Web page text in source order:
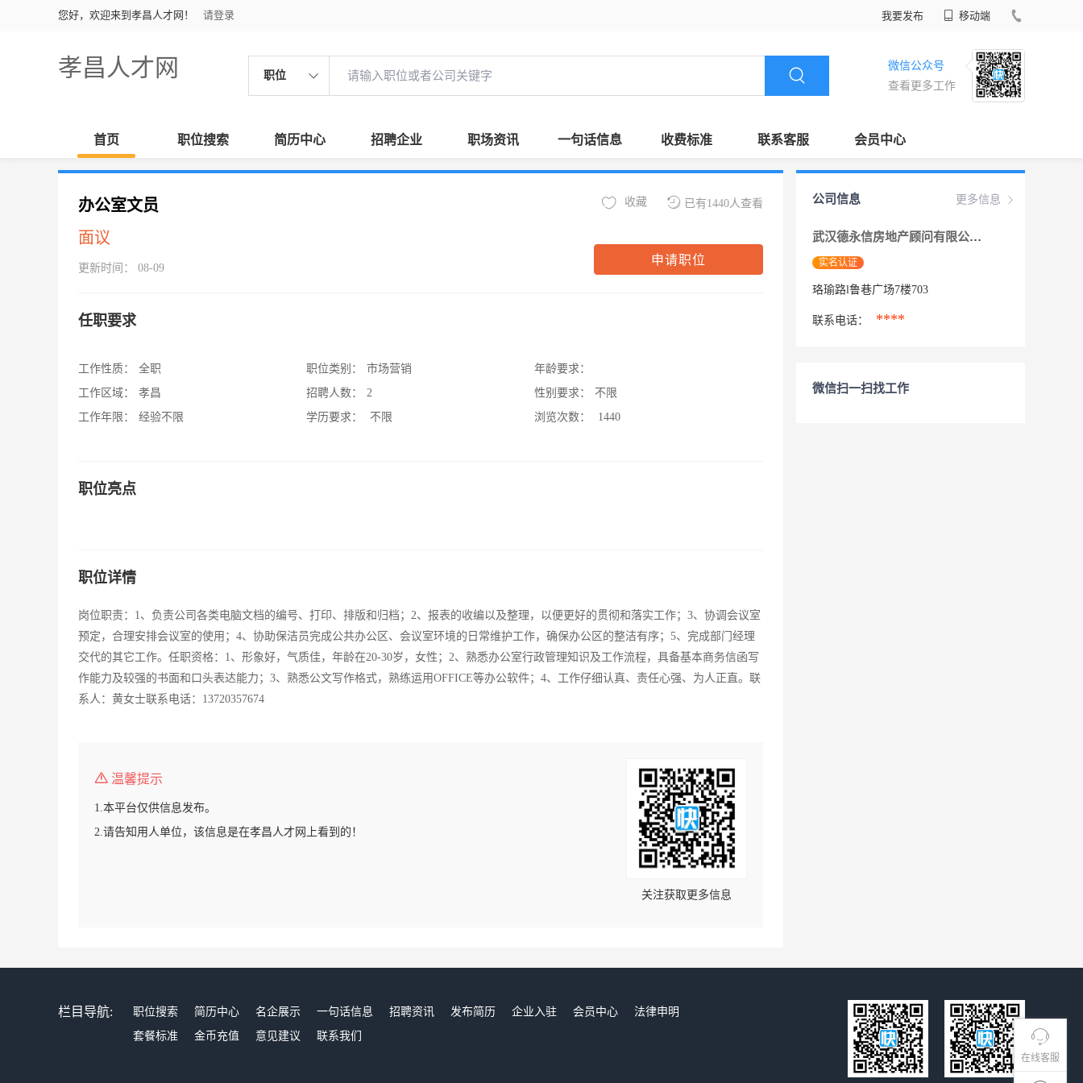
您好，欢迎来到孝昌人才网！ 请登录 我要发布 移动端
孝昌人才网 职位
微信公众号
查看更多工作
首页 职位搜索 简历中心 招聘企业 职场资讯 一句话信息 收费标准 联系客服 会员中心
在线客服
办公室文员
面议
更新时间： 08-09
已有1440人查看
收藏
申请职位
任职要求
工作性质：
全职
工作区域：
孝昌
工作年限：
经验不限
职位类别：
市场营销
招聘人数：
2
学历要求：
不限
年龄要求：
性别要求：
不限
浏览次数：
1440
职位亮点
职位详情
岗位职责：1、负责公司各类电脑文档的编号、打印、排版和归档；2、报表的收编以及整理，以便更好的贯彻和落实工作；3、协调会议室
预定，合理安排会议室的使用；4、协助保洁员完成公共办公区、会议室环境的日常维护工作，确保办公区的整洁有序；5、完成部门经理
交代的其它工作。任职资格：1、形象好，气质佳，年龄在20-30岁，女性；2、熟悉办公室行政管理知识及工作流程，具备基本商务信函写
作能力及较强的书面和口头表达能力；3、熟悉公文写作格式，熟练运用OFFICE等办公软件；4、工作仔细认真、责任心强、为人正直。联
系人：黄女士联系电话：13720357674
温馨提示
1.本平台仅供信息发布。
2.请告知用人单位，该信息是在孝昌人才网上看到的！
关注获取更多信息
更多信息
公司信息
武汉德永信房地产顾问有限公司
实名认证
珞瑜路l鲁巷广场7楼703
联系电话： ****
微信扫一扫找工作
栏目导航: 职位搜索 简历中心 名企展示 一句话信息 招聘资讯 发布简历 企业入驻 会员中心
法律申明
套餐标准
金币充值 意见建议 联系我们